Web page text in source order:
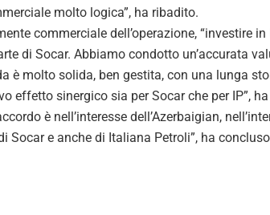
molto logica”, ha ribadito.
commerciale dell’operazione, “investire
di Socar. Abbiamo condotto un’accurata
è molto solida, ben gestita, con una lunga
effetto sinergico sia per Socar che per IP”,
è nell’interesse dell’Azerbaigian,
Socar e anche di Italiana Petroli”, ha